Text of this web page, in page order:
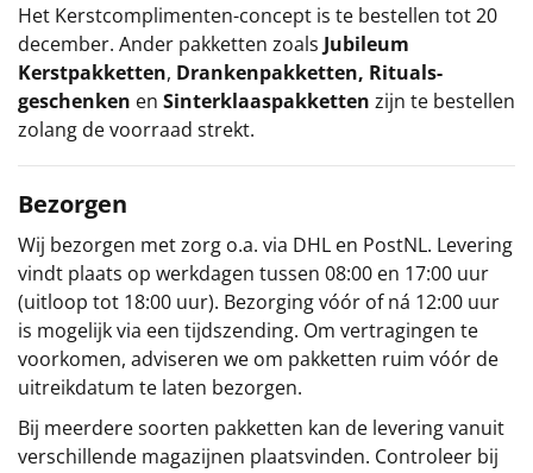
Het Kerstcomplimenten-concept is te bestellen tot 20
december. Ander pakketten zoals Jubileum
Kerstpakketten, Drankenpakketten, Rituals-
geschenken en Sinterklaaspakketten zijn te bestellen
zolang de voorraad strekt.
Bezorgen
Wij bezorgen met zorg o.a. via DHL en PostNL. Levering
vindt plaats op werkdagen tussen 08:00 en 17:00 uur
(uitloop tot 18:00 uur). Bezorging vóór of ná 12:00 uur
is mogelijk via een tijdszending. Om vertragingen te
voorkomen, adviseren we om pakketten ruim vóór de
uitreikdatum te laten bezorgen.
Bij meerdere soorten pakketten kan de levering vanuit
verschillende magazijnen plaatsvinden. Controleer bij